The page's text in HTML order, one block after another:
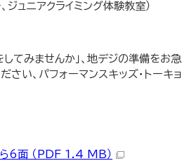
ュニアクライミング体験教室）
てみませんか」、地デジの準備をお急
い、パフォーマンスキッズ・トーキョ
6面 （PDF 1.4 MB）